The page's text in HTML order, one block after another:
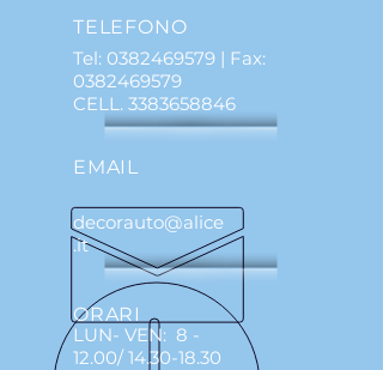
TELEFONO
Tel: 0382469579 | Fax:
0382469579
CELL. 3383658846
EMAIL
decorauto@alice
.it
ORARI
LUN- VEN: 8 -
12.00/14.30-18.30